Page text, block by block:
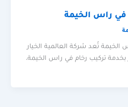
في راس الخيمة
تُعد شركة العالمية الخيار
بخدمة تركيب رخام في راس الخيمة،